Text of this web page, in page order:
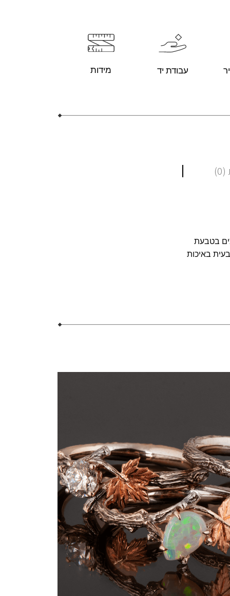
עבודת יד מידות
בטבעת
באיכות